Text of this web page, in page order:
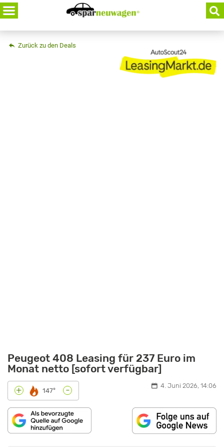
Skip
to
content
Zurück zu den Deals
Peugeot 408 Leasing für 237 Euro im
Monat netto [sofort verfügbar]
+ 147° - 4. Juni 2026, 14:06